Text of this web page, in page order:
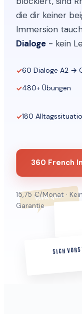
Voilà, quoi.
die dir keiner
Immersion
Dialoge - kein
60 Dialoge A2 →
480+ Übungen
180
360 French
15,75 €/Monat ·
Garantie
SICH